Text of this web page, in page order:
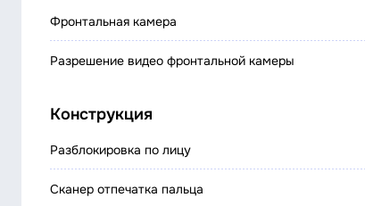
Фронтальная камера
Разрешение видео фронтальной камеры
Конструкция
Разблокировка по лицу
Сканер отпечатка пальца